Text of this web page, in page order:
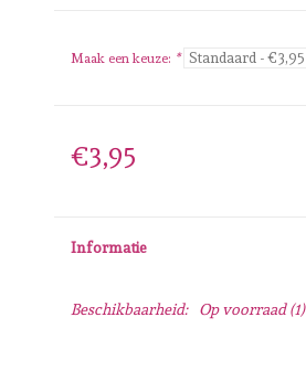
Maak een keuze: *
€3,95
Informatie
Beschikbaarheid: Op voorraad(1)